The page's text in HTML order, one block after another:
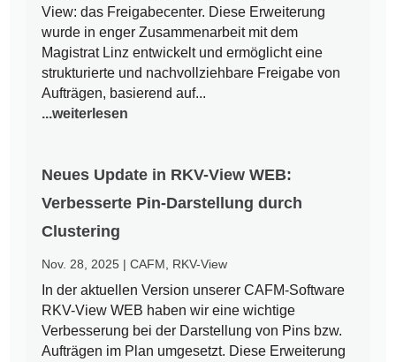
View: das Freigabecenter. Diese Erweiterung
wurde in enger Zusammenarbeit mit dem
Magistrat Linz entwickelt und ermöglicht eine
strukturierte und nachvollziehbare Freigabe von
Aufträgen, basierend auf...
...weiterlesen
Neues Update in RKV-View WEB:
Verbesserte Pin-Darstellung durch
Clustering
Nov. 28, 2025 |CAFM RKV-View
In der aktuellen Version unserer CAFM-Software
RKV-View WEB haben wir eine wichtige
Verbesserung bei der Darstellung von Pins bzw.
Aufträgen im Plan umgesetzt. Diese Erweiterung